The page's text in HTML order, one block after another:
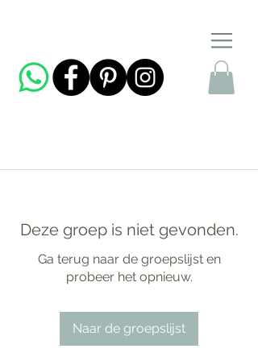
Deze groep is niet gevonden.
Ga terug naar de groepslijst en
probeer het opnieuw.
Naar de groepslijst